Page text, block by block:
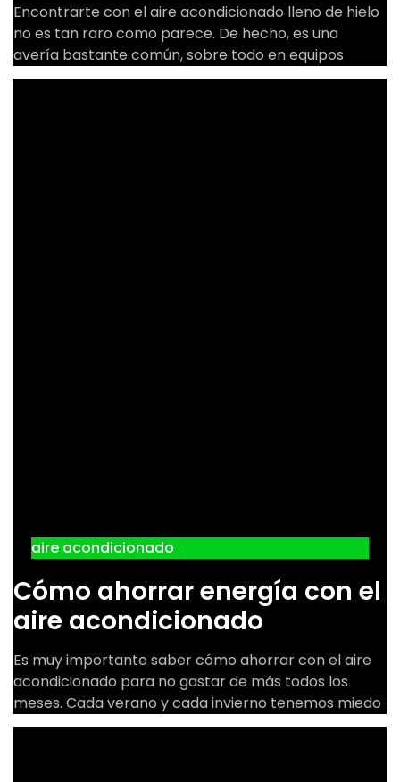
Encontrarte con el aire acondicionado lleno de hielo
no es tan raro como parece. De hecho, es una
avería bastante común, sobre todo en equipos
aire acondicionado
Cómo ahorrar energía con el
aire acondicionado
Es muy importante saber cómo ahorrar con el aire
acondicionado para no gastar de más todos los
meses. Cada verano y cada invierno tenemos miedo